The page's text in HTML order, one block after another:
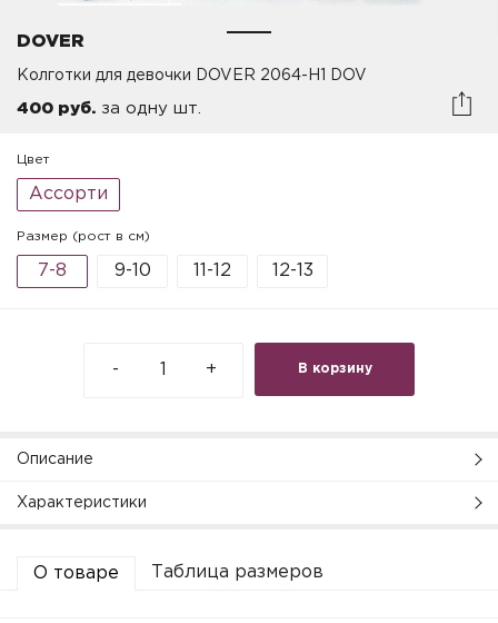
DOVER
Колготки для девочки DOVER 2064-H1 DOV
400 руб. за одну шт.
Цвет
Ассорти
Размер (рост в см)
7-8 9-10 11-12 12-13
В корзину
- +
Описание
Характеристики
О товаре Таблица размеров